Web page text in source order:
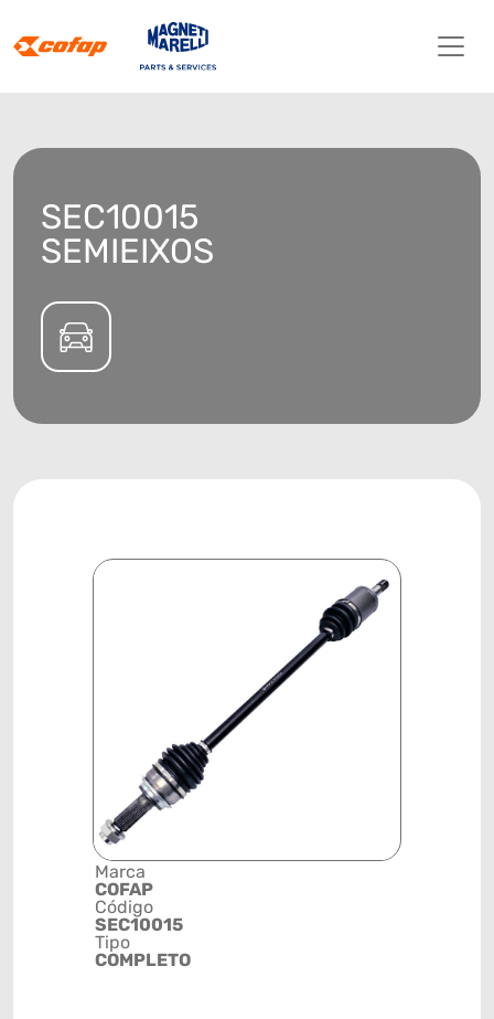
SEC10015
SEMIEIXOS
Marca
COFAP
Código
SEC10015
Tipo
COMPLETO